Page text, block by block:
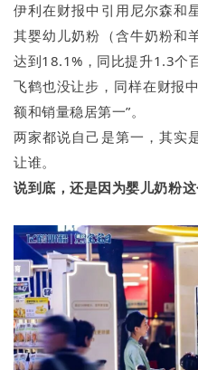
伊利在财报中引用尼尔森和
其婴幼儿奶粉（含牛奶粉和
达到18.1%，同比提升1.3个
飞鹤也没让步，同样在财报
额和销量稳居第一”。
两家都说自己是第一，其实
让谁。
说到底，还是因为婴儿奶粉这